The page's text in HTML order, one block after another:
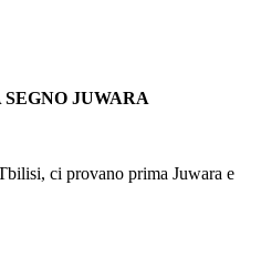
JUWARA
ci provano prima Juwara e